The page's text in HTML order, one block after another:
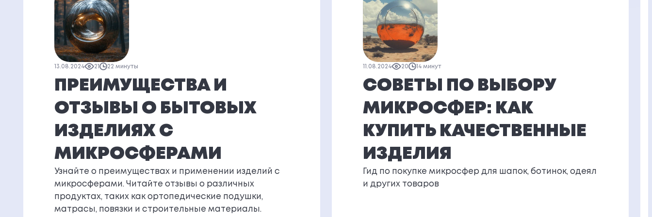
13.08.2024 21 22 минуты
ПРЕИМУЩЕСТВА И
ОТЗЫВЫ О БЫТОВЫХ
ИЗДЕЛИЯХ С
МИКРОСФЕРАМИ
Узнайте о преимуществах и применении изделий с
микросферами. Читайте отзывы о различных
продуктах, таких как ортопедические подушки,
матрасы, повязки и строительные материалы.
11.08.2024 20 14 минут
СОВЕТЫ ПО ВЫБОРУ
МИКРОСФЕР: КАК
КУПИТЬ КАЧЕСТВЕННЫЕ
ИЗДЕЛИЯ
Гид по покупке микросфер для шапок, ботинок, одеял
и других товаров